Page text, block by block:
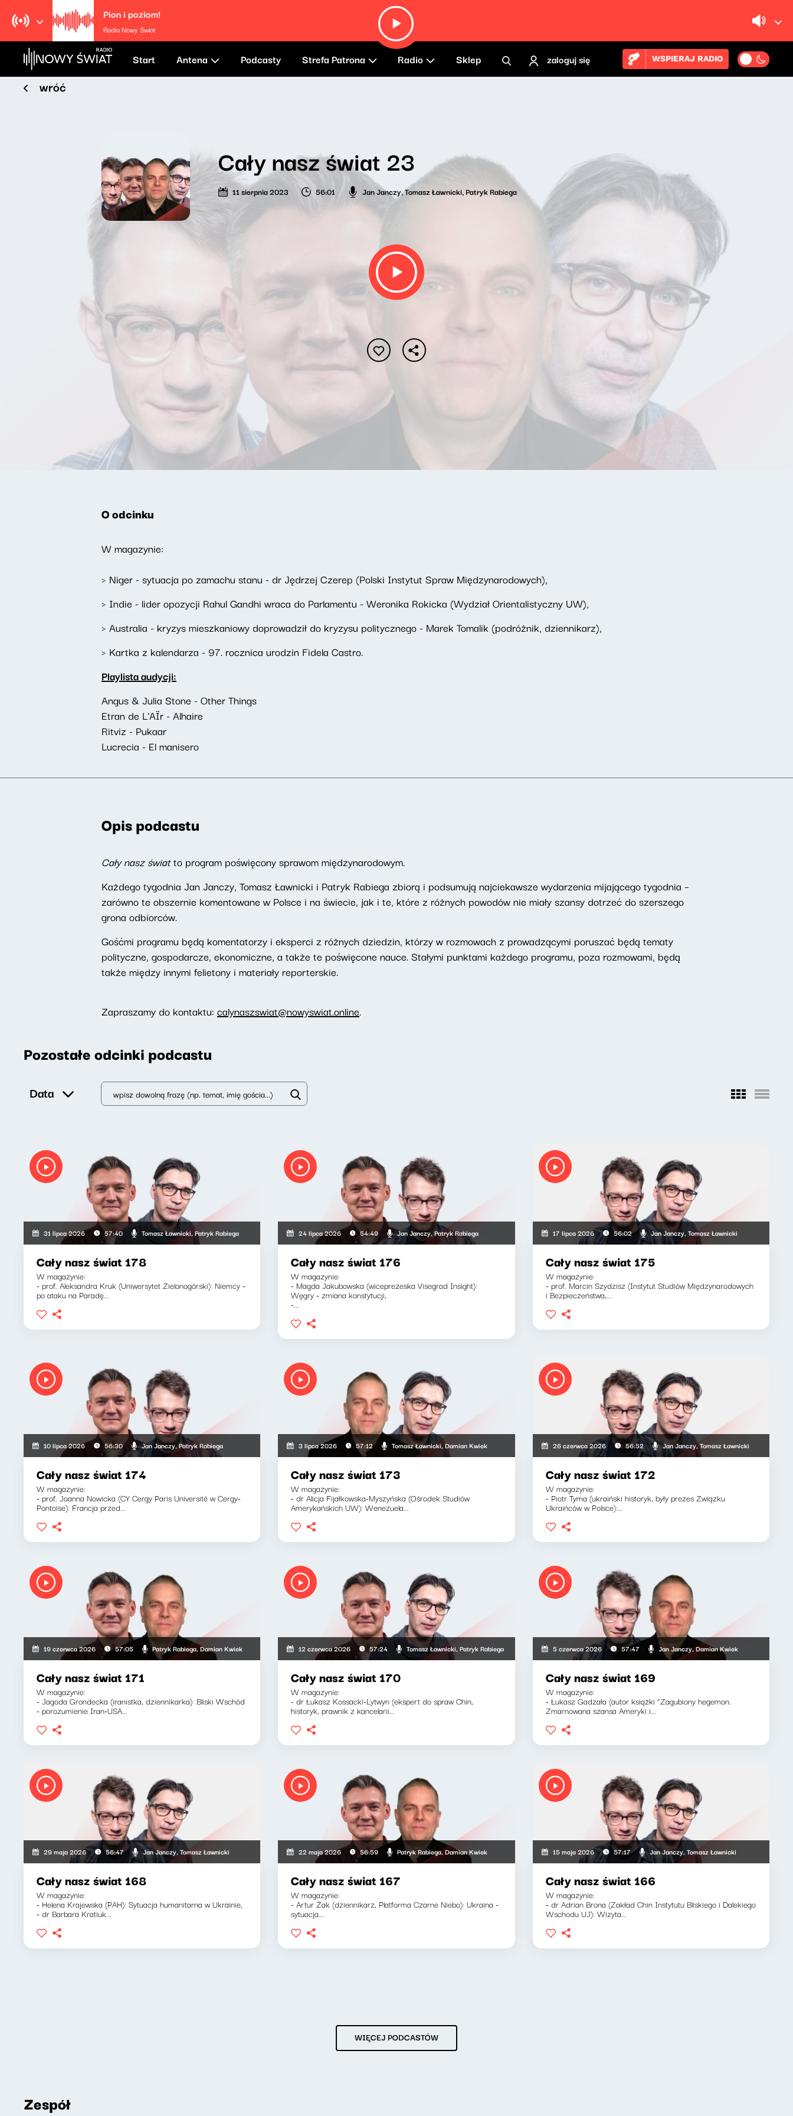
Pion i poziom!
Radio Nowy Świat
Start Antena Podcasty Strefa Patrona Radio Sklep zaloguj się WSPIERAJ RADIO
wróć
Cały nasz świat 23
11 sierpnia 2023 56:01 Jan Janczy,Tomasz Ławnicki,Patryk Rabiega
O odcinku
W magazynie:
> Niger - sytuacja po zamachu stanu - dr Jędrzej Czerep (Polski Instytut Spraw Międzynarodowych),
> Indie - lider opozycji Rahul Gandhi wraca do Parlamentu - Weronika Rokicka (Wydział Orientalistyczny UW),
> Australia - kryzys mieszkaniowy doprowadził do kryzysu politycznego - Marek Tomalik (podróżnik, dziennikarz),
> Kartka z kalendarza - 97. rocznica urodzin Fidela Castro.
Playlista audycji:
Angus & Julia Stone - Other Things
Etran de L'AÏr - Alhaire
Ritviz - Pukaar
Lucrecia - El manisero
Opis podcastu
Cały nasz światto program poświęcony sprawom międzynarodowym.
Każdego tygodnia Jan Janczy, Tomasz Ławnicki i Patryk Rabiega zbiorą i podsumują najciekawsze wydarzenia mijającego tygodnia –
zarówno te obszernie komentowane w Polsce i na świecie, jak i te, które z różnych powodów nie miały szansy dotrzeć do szerszego
grona odbiorców.
Gośćmi programu będą komentatorzy i eksperci z różnych dziedzin, którzy w rozmowach z prowadzącymi poruszać będą tematy
polityczne, gospodarcze, ekonomiczne, a także te poświęcone nauce. Stałymi punktami każdego programu, poza rozmowami, będą
także między innymi felietony i materiały reporterskie.
Zapraszamy do kontaktu: calynaszswiat@nowyswiat.online.
Pozostałe odcinki podcastu
Data
31 lipca 2026 57:40 Tomasz Ławnicki, Patryk Rabiega
Cały nasz świat 178
W magazynie:
- prof. Aleksandra Kruk (Uniwersytet Zielonogórski): Niemcy -
po ataku na Paradę...
24 lipca 2026 54:49 Jan Janczy, Patryk Rabiega
Cały nasz świat 176
W magazynie:
- Magda Jakubowska (wiceprezeska Visegrad Insight):
Węgry - zmiana konstytucji,
-...
17 lipca 2026 56:02 Jan Janczy, Tomasz Ławnicki
Cały nasz świat 175
W magazynie:
- prof. Marcin Szydzisz (Instytut Studiów Międzynarodowych
i Bezpieczeństwa,...
10 lipca 2026 56:30 Jan Janczy, Patryk Rabiega
Cały nasz świat 174
W magazynie:
- prof. Joanna Nowicka (CY Cergy Paris Université w Cergy-
Pontoise): Francja przed...
3 lipca 2026 57:12 Tomasz Ławnicki, Damian Kwiek
Cały nasz świat 173
W magazynie:
- dr Alicja Fijałkowska-Myszyńska (Ośrodek Studiów
Amerykańskich UW): Wenezuela...
26 czerwca 2026 56:52 Jan Janczy, Tomasz Ławnicki
Cały nasz świat 172
W magazynie:
- Piotr Tyma (ukraiński historyk, były prezes Związku
Ukraińców w Polsce):...
19 czerwca 2026 57:05 Patryk Rabiega, Damian Kwiek
Cały nasz świat 171
W magazynie:
- Jagoda Grondecka (iranistka, dziennikarka): Bliski Wschód
- porozumienie Iran-USA...
12 czerwca 2026 57:24 Tomasz Ławnicki, Patryk Rabiega
Cały nasz świat 170
W magazynie:
- dr Łukasz Kossacki-Lytwyn (ekspert do spraw Chin,
historyk, prawnik z kancelarii...
5 czerwca 2026 57:47 Jan Janczy, Damian Kwiek
Cały nasz świat 169
W magazynie:
- Łukasz Gadzała (autor książki “Zagubiony hegemon.
Zmarnowana szansa Ameryki i...
29 maja 2026 56:47 Jan Janczy, Tomasz Ławnicki
Cały nasz świat 168
W magazynie:
- Helena Krajewska (PAH): Sytuacja humanitarna w Ukrainie,
- dr Barbara Kratiuk...
22 maja 2026 56:59 Patryk Rabiega, Damian Kwiek
Cały nasz świat 167
W magazynie:
- Artur Żak (dziennikarz, Platforma Czarne Niebo): Ukraina -
sytuacja...
15 maja 2026 57:17 Jan Janczy, Tomasz Ławnicki
Cały nasz świat 166
W magazynie:
- dr Adrian Brona (Zakład Chin Instytutu Bliskiego i Dalekiego
Wschodu UJ): Wizyta...
WIĘCEJ PODCASTÓW
Zespół